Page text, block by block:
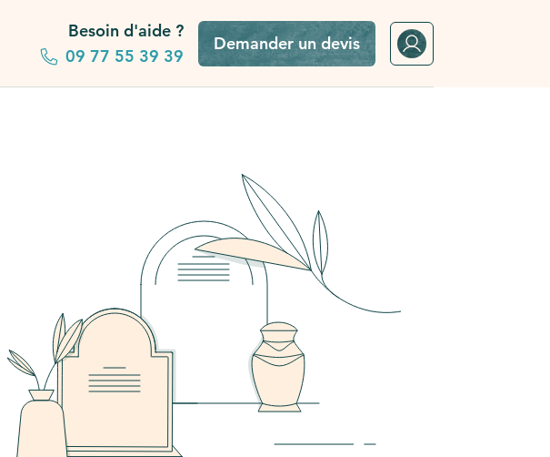
Besoin d'aide ?
09 77 55 39 39
Demander un devis